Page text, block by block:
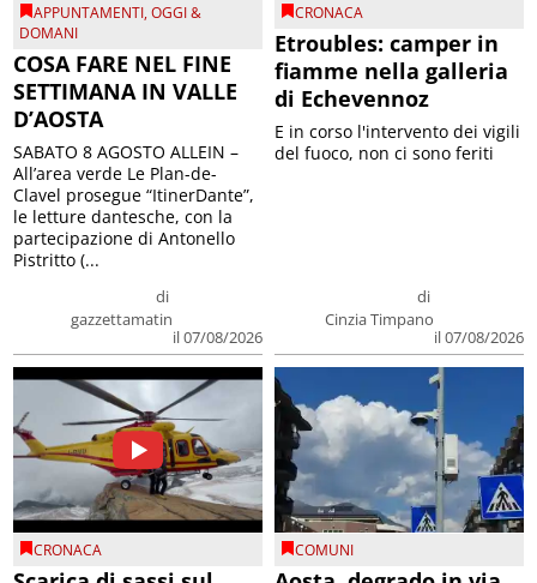
APPUNTAMENTI,OGGI &
DOMANI
COSA FARE NEL FINE
SETTIMANA IN VALLE
D’AOSTA
di
gazzettamatin
il 07/08/2026
SABATO 8 AGOSTO ALLEIN –
All’area verde Le Plan-de-
Clavel prosegue “ItinerDante”,
le letture dantesche, con la
partecipazione di Antonello
Pistritto (...
CRONACA
Etroubles: camper in
fiamme nella galleria
di Echevennoz
di
Cinzia Timpano
il 07/08/2026
E in corso l'intervento dei vigili
del fuoco, non ci sono feriti
CRONACA COMUNI